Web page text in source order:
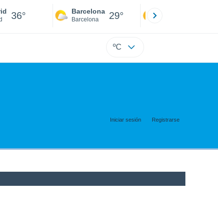
36° Barcelona
Barcelona 29°
ºC
Iniciar sesión Registrarse